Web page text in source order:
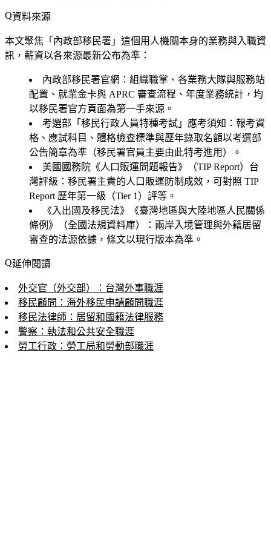
資料來源
本文聚焦「內政部移民署」這個用人機關本身的業務與入職資
訊，薪資以各來源最新公布為準：
內政部移民署官網 ：組織職掌、各業務大隊與服務站
配置、就業金卡與 APRC 審查流程、年度業務統計，均
以移民署官方頁面為第一手來源。
考選部「移民行政人員特種考試」應考須知 ：報考資
格、應試科目、體格檢查標準與歷年錄取名額以考選部
公告簡章為準（移民署官員主要由此特考進用）。
美國國務院《人口販運問題報告》（TIP Report）台
灣評級 ：移民署主責的人口販運防制成效，可對照 TIP
Report 歷年第一級（Tier 1）評等。
《入出國及移民法》《臺灣地區與大陸地區人民關係
條例》（全國法規資料庫）
：兩岸入境管理與外籍居留
審查的法源依據，條文以現行版本為準。
延伸閱讀
外交官（外交部）：台灣外事職涯
移民顧問：海外移民申請顧問職涯
移民法律師：居留和國籍法律服務
警察：執法和公共安全職涯
勞工行政：勞工局和勞動部職涯